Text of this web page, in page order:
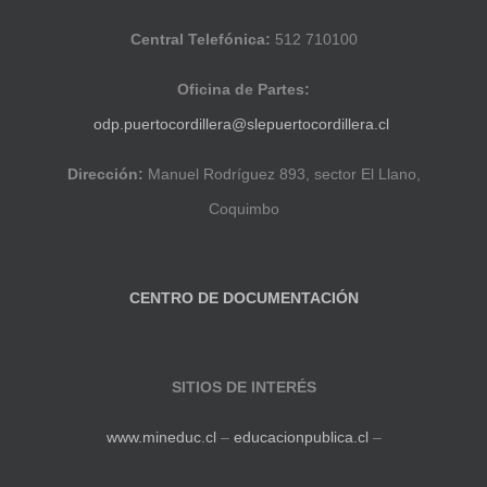
Central Telefónica: 512 710100
Oficina de Partes:
odp.puertocordillera@slepuertocordillera.cl
Dirección: Manuel Rodríguez 893, sector El Llano,
Coquimbo
CENTRO DE DOCUMENTACIÓN
SITIOS DE INTERÉS
www.mineduc.cl – educacionpublica.cl –